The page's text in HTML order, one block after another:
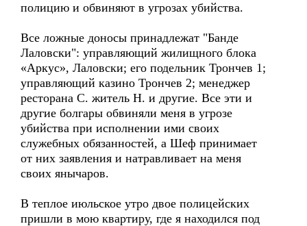
полицию и обвиняют в угрозах убийства.
Все ложные доносы принадлежат "Банде
Лаловски": управляющий жилищного блока
«Аркус», Лаловски; его подельник Трончев 1;
управляющий казино Трончев 2; менеджер
ресторана С. житель Н. и другие. Все эти и
другие болгары обвиняли меня в угрозе
убийства при исполнении ими своих
служебных обязанностей, а Шеф принимает
от них заявления и натравливает на меня
своих янычаров.
В теплое июльское утро двое полицейских
пришли в мою квартиру, где я находился под